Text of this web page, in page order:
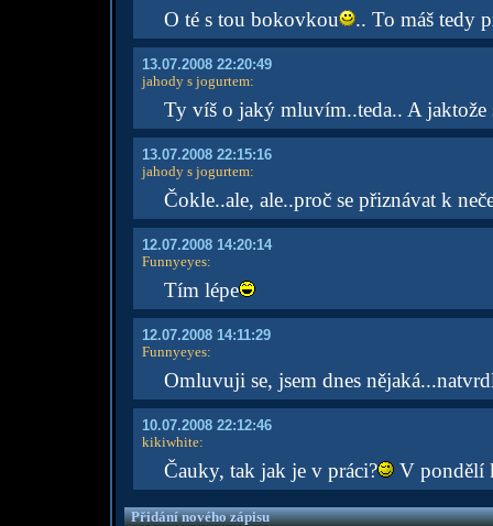
O té s tou bokovkou .. To máš tedy
13.07.2008 22:20:49
jahody s jogurtem:
Ty víš o jaký mluvím..teda.. A jaktože
13.07.2008 22:15:16
jahody s jogurtem:
Čokle..ale, ale..proč se přiznávat k
12.07.2008 14:20:14
Funnyeyes:
Tím lépe
12.07.2008 14:11:29
Funnyeyes:
Omluvuji se, jsem dnes
10.07.2008 22:12:46
kikiwhite:
Čauky, tak jak je v práci? V pondělí
Přidání nového zápisu